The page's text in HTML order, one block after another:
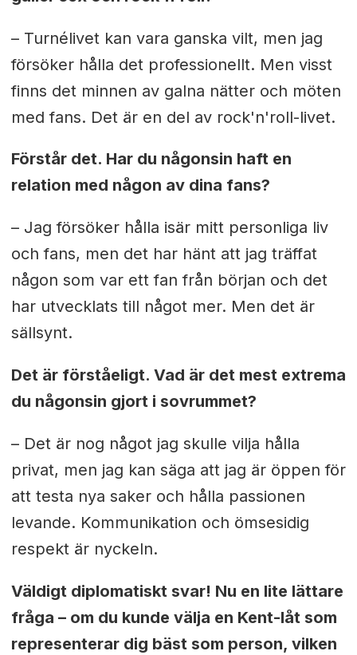
– Turnélivet kan vara ganska vilt, men jag
försöker hålla det professionellt. Men visst
finns det minnen av galna nätter och möten
med fans. Det är en del av rock'n'roll-livet.
Förstår det. Har du någonsin haft en
relation med någon av dina fans?
– Jag försöker hålla isär mitt personliga liv
och fans, men det har hänt att jag träffat
någon som var ett fan från början och det
har utvecklats till något mer. Men det är
sällsynt.
Det är förståeligt. Vad är det mest extrema
du någonsin gjort i sovrummet?
– Det är nog något jag skulle vilja hålla
privat, men jag kan säga att jag är öppen för
att testa nya saker och hålla passionen
levande. Kommunikation och ömsesidig
respekt är nyckeln.
Väldigt diplomatiskt svar! Nu en lite lättare
fråga – om du kunde välja en Kent-låt som
representerar dig bäst som person, vilken